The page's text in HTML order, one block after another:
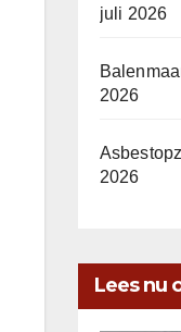
juli 2026
2026
2026
Lees nu